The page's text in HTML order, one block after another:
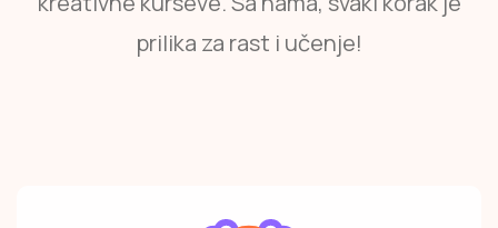
prilika za rast i učenje!